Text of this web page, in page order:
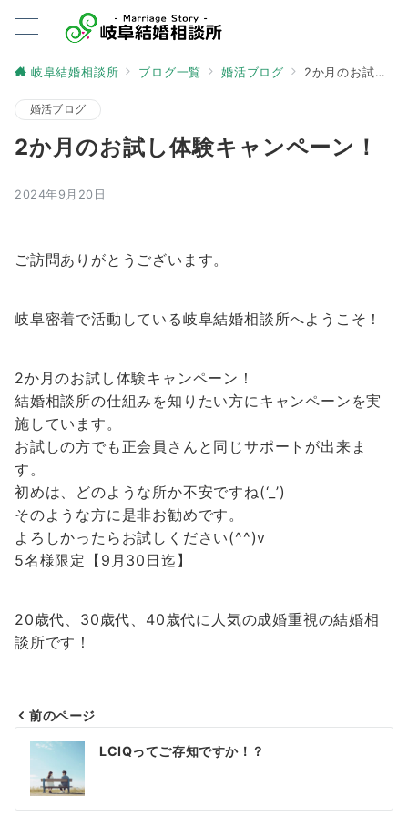
岐阜結婚相談所 ブログ一覧 婚活ブログ 2か月のお試し体験キャンペーン！
婚活ブログ
2か月のお試し体験キャンペーン！
2024年9月20日
ご訪問ありがとうございます。
岐阜密着で活動している岐阜結婚相談所へようこそ！
2か月のお試し体験キャンペーン！
結婚相談所の仕組みを知りたい方にキャンペーンを実
施しています。
お試しの方でも正会員さんと同じサポートが出来ま
す。
初めは、どのような所か不安ですね(‘_’)
そのような方に是非お勧めです。
よろしかったらお試しください(^^)v
5名様限定【9月30日迄】
20歳代、30歳代、40歳代に人気の成婚重視の結婚相
談所です！
投
稿
ナ
前のページ
LCIQってご存知ですか！？